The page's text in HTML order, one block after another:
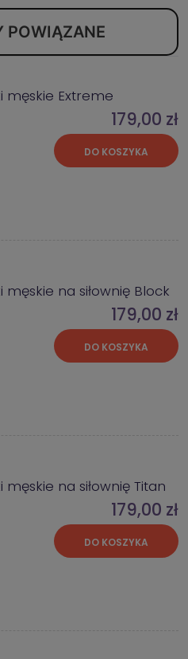
POWIĄZANE
męskie Extreme
179,00 zł
DO KOSZYKA
na siłownię Block
179,00 zł
DO KOSZYKA
na siłownię Titan
179,00 zł
DO KOSZYKA